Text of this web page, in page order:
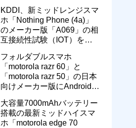
通信品質も改善
KDDI、新ミッドレンジスマ
ホ「Nothing Phone (4a)」
のメーカー版「A069」の相
互接続性試験（IOT）を完
フォルダブルスマホ
「motorola razr 60」と
「motorola razr 50」の日本
向けメーカー版にAndroid
プが提供開始
大容量7000mAhバッテリー
搭載の最新ミッドハイスマ
ホ「motorola edge 70